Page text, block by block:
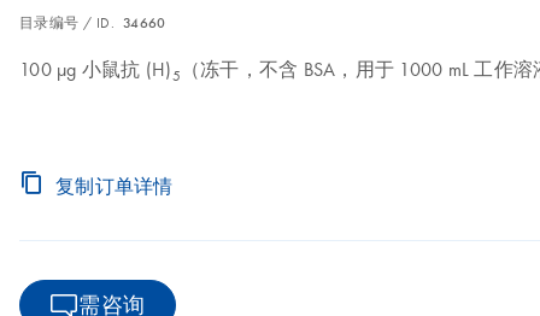
目录编号 / ID. 34660
100 µg 小鼠抗 (H)5 （冻干，不含 BSA，用于 1000 mL 工作
复制订单详情
需咨询